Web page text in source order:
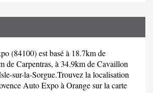
(84100) est basé à 18.7km de
de Carpentras, à 34.9km de Cavaillon
sur-la-Sorgue.Trouvez la localisation
Auto Expo à Orange sur la carte